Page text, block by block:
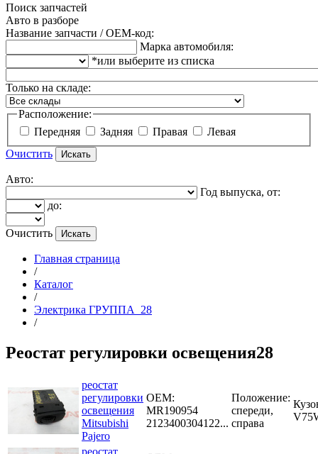
Поиск запчастей
Авто в разборе
Название запчасти / OEM-код:
Марка автомобиля:
*или выберите из списка
Только на складе:
Расположение:
Передняя
Задняя Правая
Левая
Очистить
Авто:
Год выпуска, от:
до:
Очистить
Главная страница
/
Каталог
/
Электрика ГРУППА_28
/
Реостат регулировки освещения28
реостат
регулировки
освещения
Mitsubishi
Pajero
OEM:
MR190954
2123400304122...
Положение:
спереди,
справа